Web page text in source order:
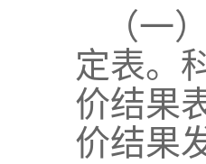
（一
定表。
价结果
价结果